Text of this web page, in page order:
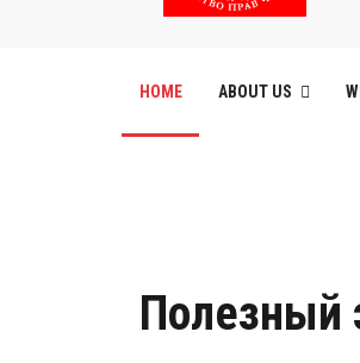
HOME ABOUT US
Полезный